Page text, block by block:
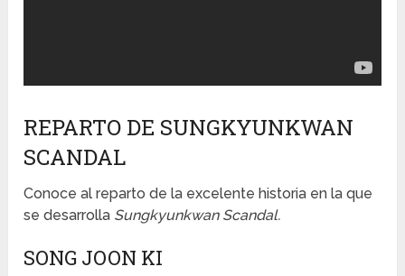
REPARTO DE SUNGKYUNKWAN
SCANDAL
Conoce al reparto de la excelente historia en la que
se desarrolla Sungkyunkwan Scandal.
SONG JOON KI